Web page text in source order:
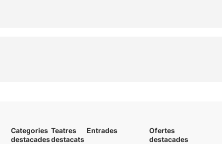
Categories
destacades
Teatres
destacats
Entrades
Ofertes
destacades